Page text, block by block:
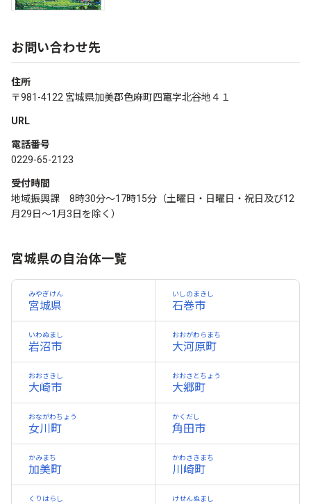
お問い合わせ先
住所
〒981-4122 宮城県加美郡色麻町四𥧄字北谷地４１
URL
電話番号
0229-65-2123
受付時間
地域振興課 8時30分～17時15分（土曜日・日曜日・祝日及び12
月29日～1月3日を除く）
宮城県の自治体一覧
宮城県
みやぎけん
石巻市
いしのまきし
岩沼市
いわぬまし
大河原町
おおがわらまち
大崎市
おおさきし
大郷町
おおさとちょう
女川町
おながわちょう
角田市
かくだし
加美町
かみまち
川崎町
かわさきまち
くりはらし けせんぬまし